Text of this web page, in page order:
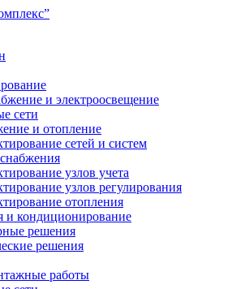
и электроосвещение
сети
и отопление
сетей и систем
узлов учета
узлов регулирования
отопления
и кондиционирование
решения
решения
работы